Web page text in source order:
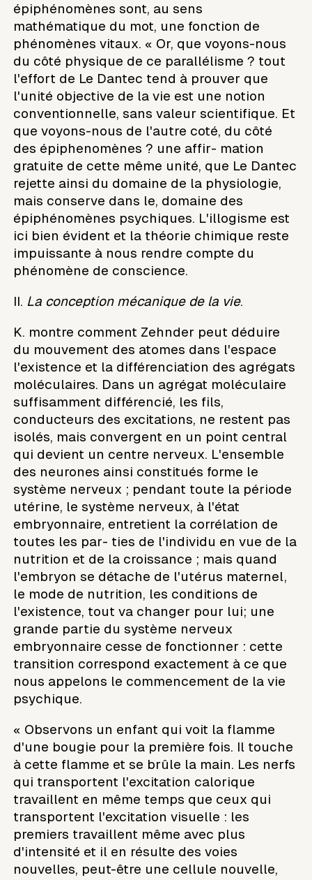
épiphénomènes sont, au sens
mathématique du mot, une fonction de
phénomènes vitaux. « Or, que voyons-nous
du côté physique de ce parallélisme ? tout
l'effort de Le Dantec tend à prouver que
l'unité objective de la vie est une notion
conventionnelle, sans valeur scientifique. Et
que voyons-nous de l'autre coté, du côté
des épiphenomènes ? une affir- mation
gratuite de cette même unité, que Le Dantec
rejette ainsi du domaine de la physiologie,
mais conserve dans le, domaine des
épiphénomènes psychiques. L'illogisme est
ici bien évident et la théorie chimique reste
impuissante à nous rendre compte du
phénomène de conscience.
II. La conception mécanique de la vie.
K. montre comment Zehnder peut déduire
du mouvement des atomes dans l'espace
l'existence et la différenciation des agrégats
moléculaires. Dans un agrégat moléculaire
suffisamment différencié, les fils,
conducteurs des excitations, ne restent pas
isolés, mais convergent en un point central
qui devient un centre nerveux. L'ensemble
des neurones ainsi constitués forme le
système nerveux ; pendant toute la période
utérine, le système nerveux, à l'état
embryonnaire, entretient la corrélation de
toutes les par- ties de l'individu en vue de la
nutrition et de la croissance ; mais quand
l'embryon se détache de l'utérus maternel,
le mode de nutrition, les conditions de
l'existence, tout va changer pour lui; une
grande partie du système nerveux
embryonnaire cesse de fonctionner : cette
transition correspond exactement à ce que
nous appelons le commencement de la vie
psychique.
« Observons un enfant qui voit la flamme
d'une bougie pour la première fois. Il touche
à cette flamme et se brûle la main. Les nerfs
qui transportent l'excitation calorique
travaillent en même temps que ceux qui
transportent l'excitation visuelle : les
premiers travaillent même avec plus
d'intensité et il en résulte des voies
nouvelles, peut-être une cellule nouvelle,